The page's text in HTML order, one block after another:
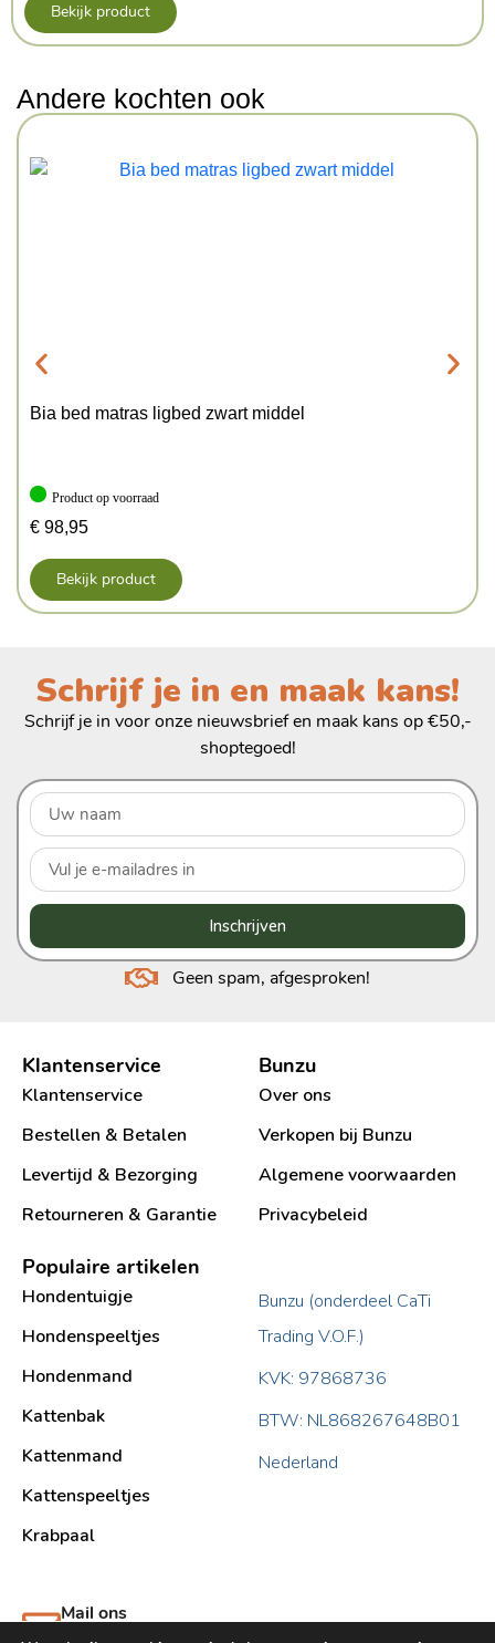
Bekijk product
Andere kochten ook
Bia bed matras ligbed zwart middel
Product op voorraad
€ 98,95
Bekijk product
Schrijf je in en maak kans!
Schrijf je in voor onze nieuwsbrief en maak kans op €50,-
shoptegoed!
Inschrijven
Geen spam, afgesproken!
Klantenservice
Klantenservice
Bestellen & Betalen
Levertijd & Bezorging
Retourneren & Garantie
Bunzu
Over ons
Verkopen bij Bunzu
Algemene voorwaarden
Privacybeleid
Populaire artikelen
Hondentuigje
Hondenspeeltjes
Hondenmand
Kattenbak
Kattenmand
Kattenspeeltjes
Krabpaal​
Bunzu (onderdeel CaTi
Trading V.O.F.)
KVK: 97868736
BTW: NL868267648B01
Nederland
Mail ons
support@bunzu.nl